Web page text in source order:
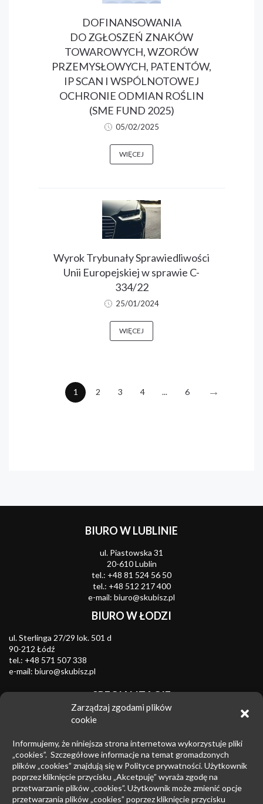
Zarządzaj zgodami plików
cookie
Informujemy, że niniejsza strona internetowa wykorzystuje pliki
„cookies”. Szczegółowe informacje na temat gromadzonych
plików „cookies” znajdują się w Polityce prywatności. Użytkownik
poprzez kliknięcie przycisku „Akcetpuję” wyraża zgodę na
przetwarzanie plików „cookies”. Użytkownik może zmienić opcje
przetwarzania plików „cookies” poprzez kliknięcie przycisku
DOFINANSOWANIA
DO ZGŁOSZEŃ ZNAKÓW
TOWAROWYCH, WZORÓW
PRZEMYSŁOWYCH, PATENTÓW,
IP SCAN I WSPÓLNOTOWEJ
OCHRONIE ODMIAN ROŚLIN
(SME FUND 2025)
05/02/2025
WIĘCEJ
Wyrok Trybunały Sprawiedliwości
Unii Europejskiej w sprawie C-
334/22
25/01/2024
WIĘCEJ
1 2 3 4 ... 6 →
BIURO W LUBLINIE
ul. Piastowska 31
20-610 Lublin
tel.: +48 81 524 56 50
tel.: +48 512 217 400
e-mail: biuro@skubisz.pl
BIURO W ŁODZI
ul. Sterlinga 27/29 lok. 501 d
90-212 Łódź
tel.: +48 571 507 338
e-mail: biuro@skubisz.pl
SPECJALIZACJE
Wzory przemysłowe
Patenty
Prawo upadłościowe